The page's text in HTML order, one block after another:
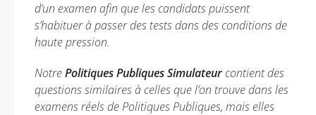
d’un examen afin que les candidats puissent
s’habituer à passer des tests dans des conditions de
haute pression.
NotrePolitiques Publiques Simulateurcontient des
questions similaires à celles que l’on trouve dans les
examens réels de Politiques Publiques, mais elles